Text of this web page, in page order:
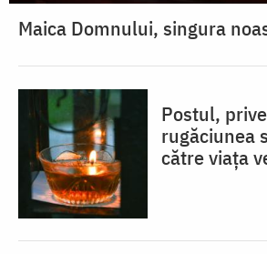
Maica Domnului, singura
Postul,
rugăciunea
către viața